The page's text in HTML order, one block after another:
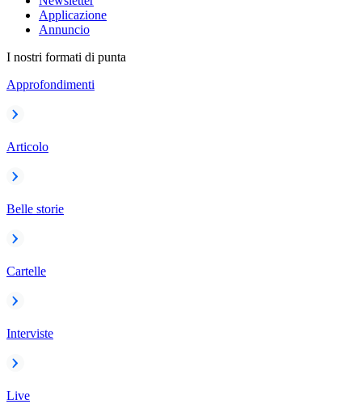
Applicazione
Annuncio
I nostri formati di punta
Approfondimenti
Articolo
Belle storie
Cartelle
Interviste
Live